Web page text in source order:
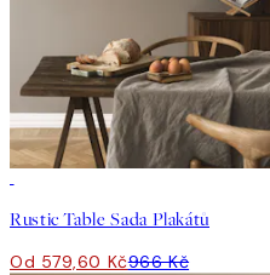
Rustic Table Sada Plakátů
Od 579,60 Kč966 Kč